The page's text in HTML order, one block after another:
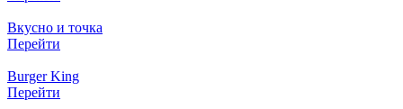
Вкусно и точка
Перейти
Burger King
Перейти